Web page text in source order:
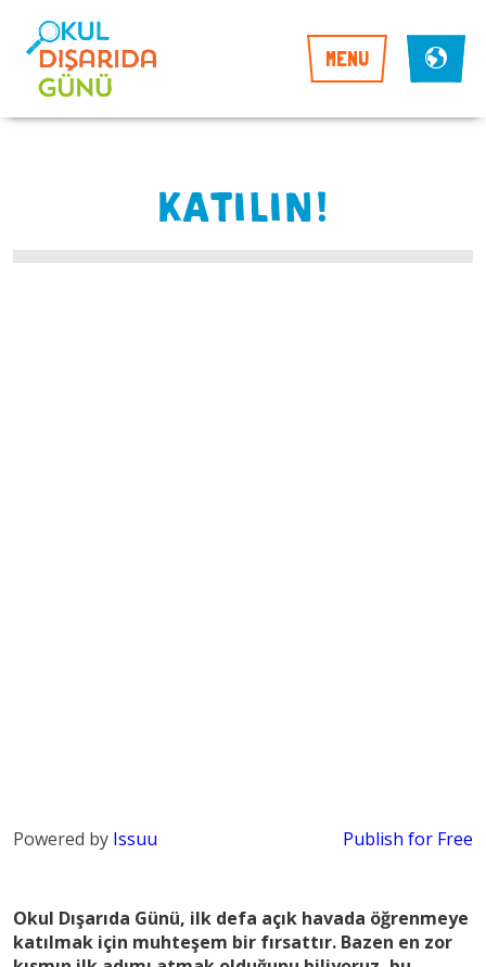
MENU
KATILIN!
Powered by Issuu Publish for Free
Okul Dışarıda Günü, ilk defa açık havada öğrenmeye
katılmak için muhteşem bir fırsattır. Bazen en zor